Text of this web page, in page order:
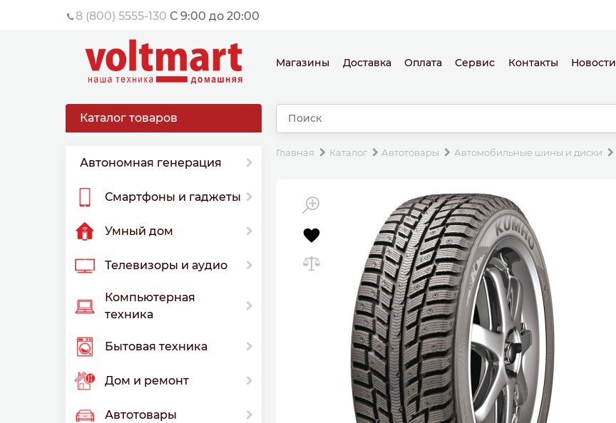
8 (800) 5555-130 С 9:00 до 20:00
Магазины Доставка Оплата Сервис Контакты Новости
Каталог товаров
Автономная генерация
Смартфоны и гаджеты
Умный дом
Телевизоры и аудио
Компьютерная
техника
Бытовая техника
Дом и ремонт
Автотовары
Главная Каталог Автотовары Автомобильные шины и диски